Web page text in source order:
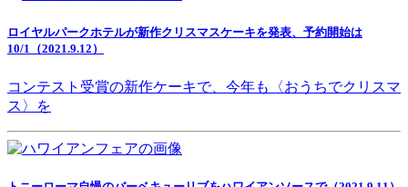
ロイヤルパークホテルが新作クリスマスケーキを発表、予約開始は
10/1（2021.9.12）
コンテスト受賞の新作ケーキで、今年も〈おうちでクリスマ
ス〉を